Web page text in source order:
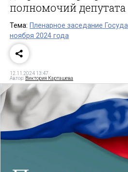
полномочий
Тема: Пленарное заседание
ноября 2024 года
12.11.2024 13:47
Автор: Виктория Карташева